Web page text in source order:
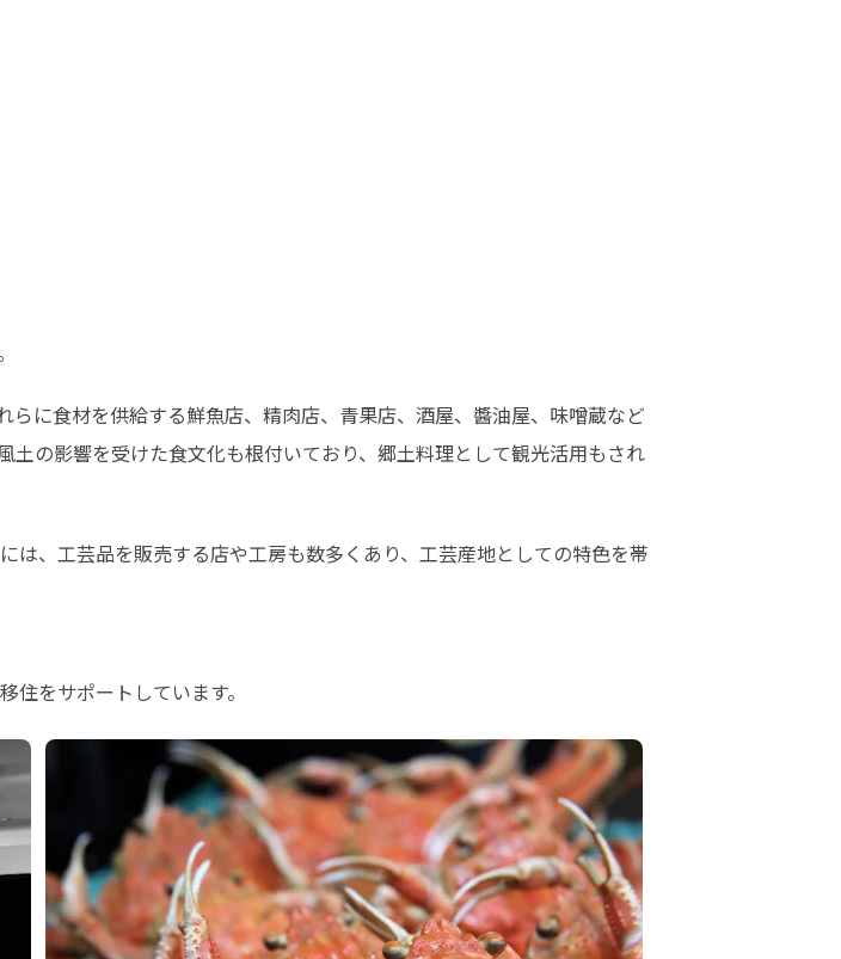
に食材を供給する鮮魚店、精肉店、青果店、酒屋、醬油屋、味噌蔵など
の影響を受けた食文化も根付いており、郷土料理として観光活用もされ
は、工芸品を販売する店や工房も数多くあり、工芸産地としての特色を帯
をサポートしています。